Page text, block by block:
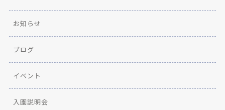
お知らせ
ブログ
イベント
入園説明会